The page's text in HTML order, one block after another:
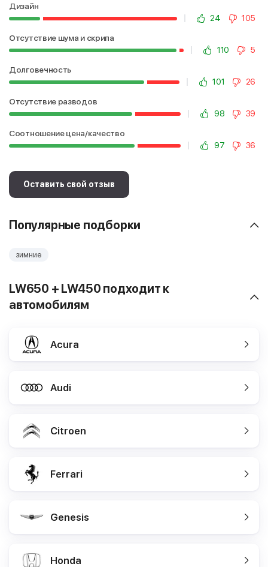
Дизайн
24
105
Отсутствие шума и скрипа
110
5
Долговечность
101
26
Отсутствие разводов
98
39
Соотношение цена/качество
97
36
Оставить свой отзыв
Популярные подборки
зимние
LW650 + LW450 подходит к
автомобилям
Acura
Audi
Citroen
Ferrari
Genesis
Honda